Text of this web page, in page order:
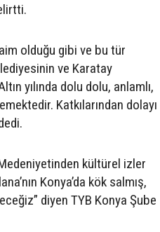
olduğu gibi ve bu tür
ve Karatay
yılında dolu dolu, anlamlı,
Katkılarından dolayı
kültürel izler
Konya’da kök salmış,
diyen TYB Konya Şube